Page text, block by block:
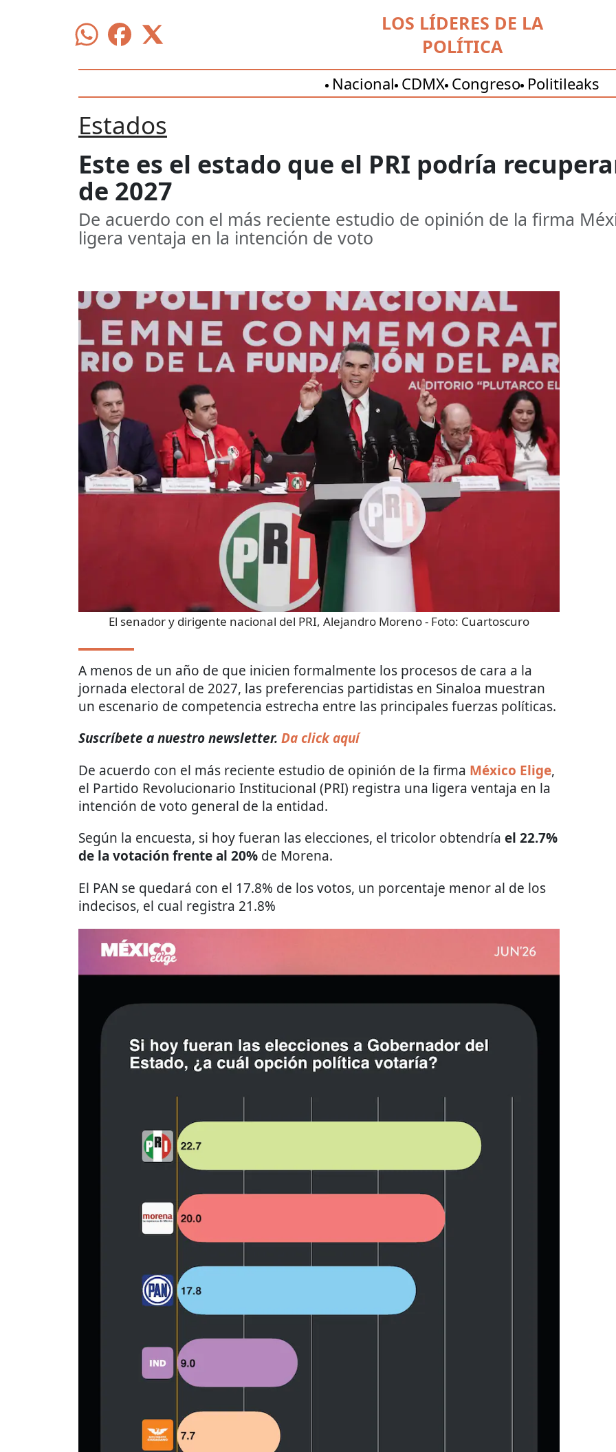
LOS LÍDERES DE LA
POLÍTICA
Nacional CDMX Congreso Politileaks
Estados
Este es el estado que el PRI podría
de 2027
De acuerdo con el más reciente estudio de opinión de la firma
ligera ventaja en la intención de voto
El senador y dirigente nacional del PRI, Alejandro Moreno- Foto: Cuartoscuro
A menos de un año de que inicien formalmente los procesos de cara a la
jornada electoral de 2027, las preferencias partidistas en Sinaloa muestran
un escenario de competencia estrecha entre las principales fuerzas políticas.
Suscríbete a nuestro newsletter. Da click aquí
De acuerdo con el más reciente estudio de opinión de la firma México Elige,
el Partido Revolucionario Institucional (PRI) registra una ligera ventaja en la
intención de voto general de la entidad.
Según la encuesta, si hoy fueran las elecciones, el tricolor obtendría el 22.7%
de la votación frente al 20% de Morena.
El PAN se quedará con el 17.8% de los votos, un porcentaje menor al de los
indecisos, el cual registra 21.8%